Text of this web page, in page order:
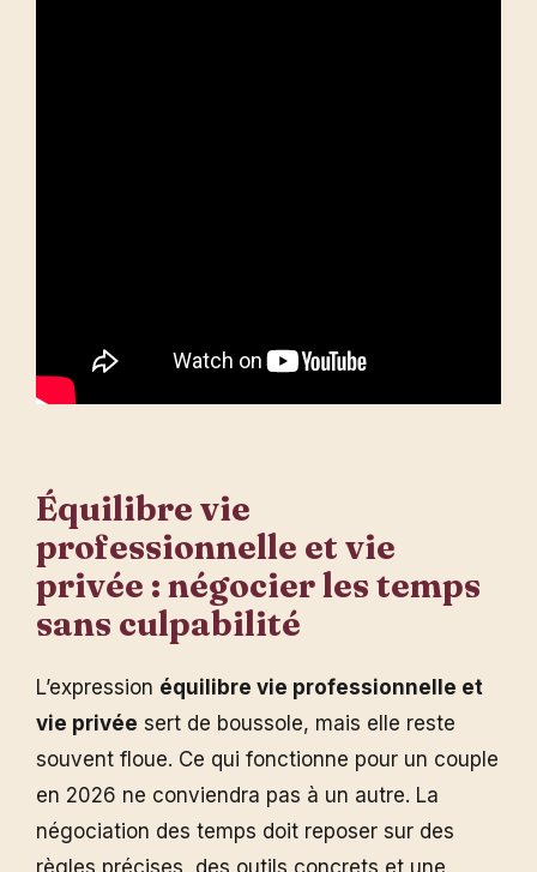
Équilibre vie
professionnelle et vie
privée : négocier les temps
sans culpabilité
L’expression équilibre vie professionnelle et
vie privée sert de boussole, mais elle reste
souvent floue. Ce qui fonctionne pour un couple
en 2026 ne conviendra pas à un autre. La
négociation des temps doit reposer sur des
règles précises, des outils concrets et une